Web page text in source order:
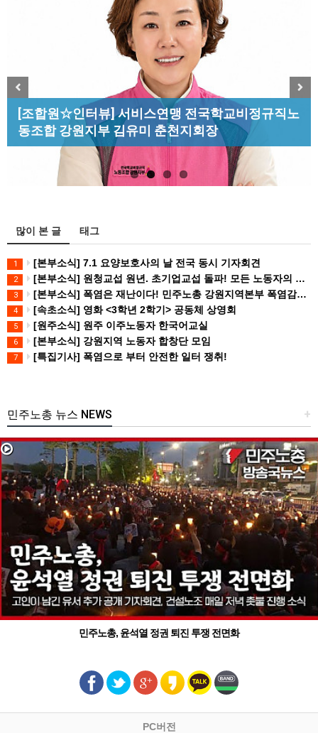
[산별소식] 건설산업연맹 플랜트건설노조 강원충
북지부
[조합원☆인터뷰] 서비스연맹 전국학교비정규직노
동조합 강원지부 김유미 춘천지회장
[성명] 막을 수 있었던 죽음, HL만도가 책임져라 :
청년노동자 사망사고의 철저한 진상규…
[강릉,속초,원주,춘천] 폭염감시단 사업 이모저모
Previous
많이 본 글 태그
1 [본부소식] 7.1 요양보호사의 날 전국 동시 기자회견
2 [본부소식] 원청교섭 원년. 초기업교섭 돌파! 모든 노동자의 노동기본권 쟁취! 민주노총 7.15 총파업대회
3 [본부소식] 폭염은 재난이다! 민주노총 강원지역본부 폭염감시단 선포 기자회견
4 [속초소식] 영화 <3학년 2학기> 공동체 상영회
5 [원주소식] 원주 이주노동자 한국어교실
6 [본부소식] 강원지역 노동자 합창단 모임
7 [특집기사] 폭염으로 부터 안전한 일터 쟁취!
+
민주노총 뉴스 NEWS
민주노총, 윤석열 정권 퇴진 투쟁 전면화
PC버전